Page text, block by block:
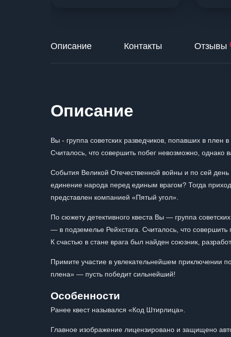
Описание Контакты Отзывы
Описание
Вы - группа советских разведчиков, попавших в
Считалось, что совершить побег невозможно, однако
События Великой Отечественной войны и по сей
единение народа перед единым врагом? Тогда
представлен компанией «Пятый угол».
По сюжету детективного квеста Вы — группа
— в подземелье Рейхстага. Считалось, что совершить
К счастью в стане врага был найден союзник,
Примите участие в увлекательнейшем приключении
плена» — пусть победит сильнейший!
Особенности
Ранее квест назывался «Код Штирлица».
Главное изображение лицензировано и защищено